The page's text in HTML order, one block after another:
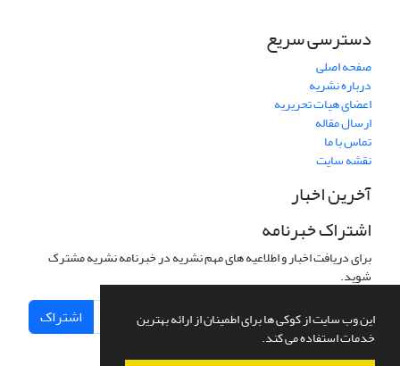
این وب سایت از کوکی ها برای اطمینان از ارائه بهترین
خدمات استفاده می کند.
دسترسی سریع
صفحه اصلی
درباره نشریه
اعضای هیات تحریریه
ارسال مقاله
تماس با ما
نقشه سایت
آخرین اخبار
اشتراک خبرنامه
برای دریافت اخبار و اطلاعیه های مهم نشریه در خبرنامه نشریه مشترک
شوید.
اشتراک